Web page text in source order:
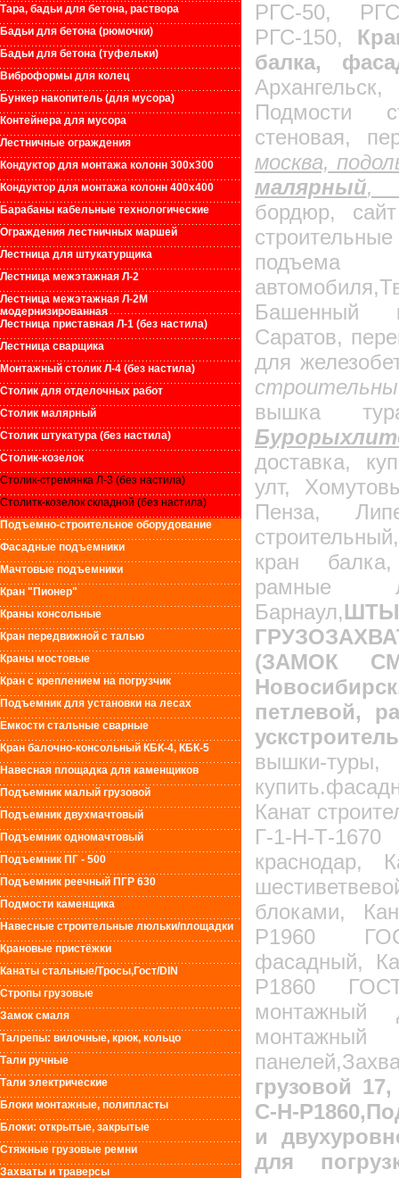
Тара, бадьи для бетона, раствора
Бадьи для бетона (рюмочки)
Бадьи для бетона (туфельки)
Виброформы для колец
Бункер накопитель (для мусора)
Контейнера для мусора
Лестничные ограждения
Кондуктор для монтажа колонн 300х300
Кондуктор для монтажа колонн 400х400
Барабаны кабельные технологические
Ограждения лестничных маршей
Лестница для штукатурщика
Лестница межэтажная Л-2
Лестница межэтажная Л-2М
модернизированная
Лестница приставная Л-1 (без настила)
Лестница сварщика
Монтажный столик Л-4 (без настила)
Столик для отделочных работ
Столик малярный
Столик штукатура (без настила)
Столик-козелок
Столик-стремянка Л-3 (без настила)
Столитк-козелок складной (без настила)
Подъемно-строительное оборудование
Фасадные подъемники
Мачтовые подъемники
Кран "Пионер"
Краны консольные
Кран передвижной с талью
Краны мостовые
Кран с креплением на погрузчик
Подъемник для установки на лесах
Емкости стальные сварные
Кран балочно-консольный КБК-4, КБК-5
Навесная площадка для каменщиков
Подъемник малый грузовой
Подъемник двухмачтовый
Подъемник одномачтовый
Подъемник ПГ - 500
Подъемник реечный ПГР 630
Подмости каменщика
Навесные строительные люльки/площадки
Крановые пристёжки
Канаты стальные/Тросы,Гост/DIN
Стропы грузовые
Замок смаля
Талрепы: вилочные, крюк, кольцо
Тали ручные
Тали электрические
Блоки монтажные, полипласты
Блоки: открытые, закрытые
Стяжные грузовые ремни
Захваты и траверсы
РГС-50,
РГС-150,
балка,
Подмости
стеновая,
москва,
малярный
бордюр,
Башенный
Саратов,
для
вышка
доставка,
улт,
Пенза,
кран
рамные
Барнаул,
(ЗАМОК
петлевой,
вышки-
Канат
Г-1-Н-Т-
краснодар,
блоками,
Р1960
фасадный,
Р1860
монтажный
грузовой
С-Н-
и
для